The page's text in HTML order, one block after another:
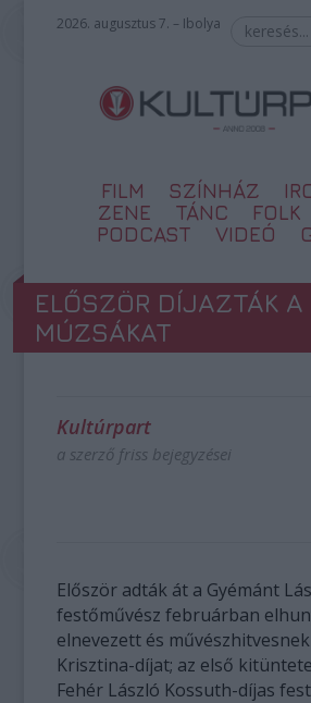
2026. augusztus 7. – Ibolya
FILM SZÍNHÁZ
ZENE
TÁNC FOLK
PODCAST
VIDEÓ
ELŐSZÖR DÍJAZTÁK A
MÚZSÁKAT
Kultúrpart
a szerző friss bejegyzései
Először adták át a Gyémánt
festőművész februárban
elnevezett és
Krisztina-díjat; az első
Fehér László Kossuth-díjas